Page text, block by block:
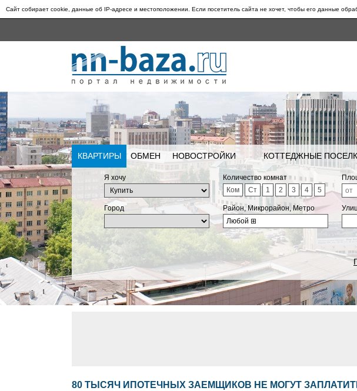
Сайт собирает cookie, данные об IP-адресе и местоположении. Если посетитель сайта не хочет, чтобы его данные
КВАРТИРЫ ОБМЕН НОВОСТРОЙКИ КОТТЕДЖНЫЕ
Я хочу
Количество комнат
Ком
Ст 1 2 3 4 5
Город
Район, Микрорайон, Метро
Любой ⊞
80 ТЫСЯЧ ИПОТЕЧНЫХ ЗАЕМЩИКОВ НЕ МОГУТ